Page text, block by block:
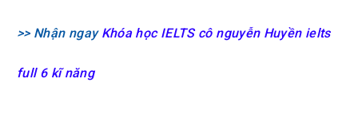
>> Nhận ngay Khóa học IELTS cô nguyễn Huyền ielts
full 6 kĩ năng